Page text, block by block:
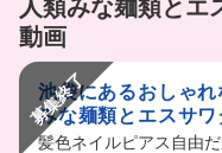
人類みな麺類とエ
動画
募集終了
池袋にあるおしゃ
みな麺類とエスサ
集中！
髪色ネイルピアス自由